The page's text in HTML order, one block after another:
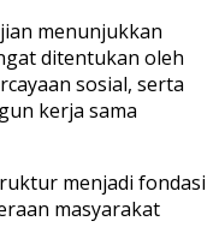
menunjukkan
ditentukan oleh
sosial, serta
kerja sama
menjadi fondasi
masyarakat